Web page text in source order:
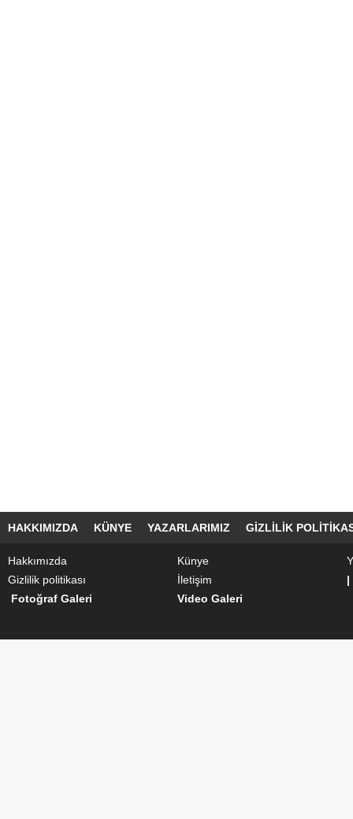
HAKKIMIZDA KÜNYE YAZARLARIMIZ GIZLILIK
Hakkımızda Künye
Gizlilik politikası
İletişim
|
Fotoğraf Galeri
Video Galeri